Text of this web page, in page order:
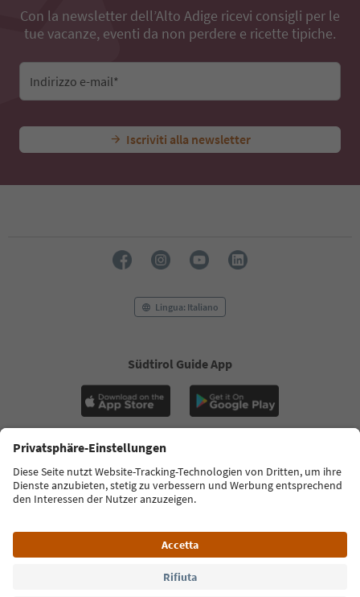
Con la newsletter dell’Alto Adige ricevi consigli per le
tue vacanze, eventi da non perdere e ricette tipiche.
Indirizzo e-mail*
Iscriviti alla newsletter
Lingua: Italiano
Südtirol Guide App
FAQ Contatti Press MICE
Privacy Policy
Termini e condizioni
Crediti
Cookie Policy
Alto Adige B2B